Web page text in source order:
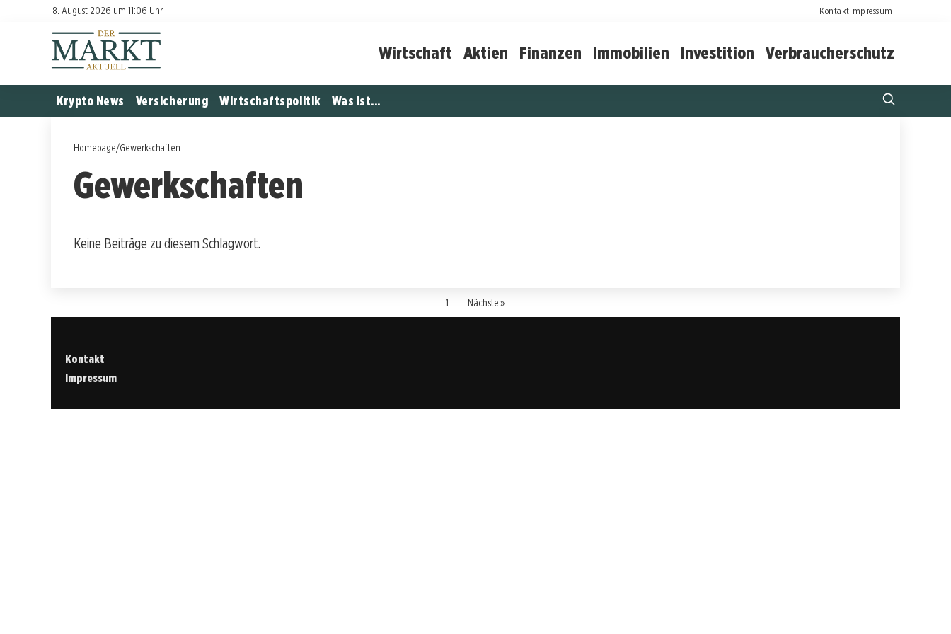
8. August 2026 um 11:06 Uhr KontaktImpressum
Wirtschaft Aktien Finanzen Immobilien Investition Verbraucherschutz
Krypto News Versicherung Wirtschaftspolitik Was ist...
Homepage/Gewerkschaften
Gewerkschaften
Keine Beiträge zu diesem Schlagwort.
1 Nächste »
Kontakt
Impressum